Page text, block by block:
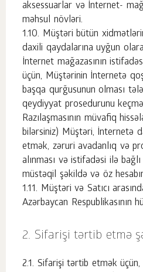
aksessuarlar və İnternet-
məhsul növləri.
Müştəri bütün
daxili qaydalarına uyğun
İnternet mağazasının
üçün, Müştərinin İnternetə
başqa qurğusunun olması
qeydiyyat prosedurunu
Razılaşmasının müvafiq
bilərsiniz) Müştəri, İnternetə
etmək, zəruri avadanlıq və
alınması və istifadəsi ilə
müstəqil şəkildə və öz
Müştəri və Satıcı
Azərbaycan Respublikasının
Sifarişi tərtib etmə
Sifarişi tərtib etmək